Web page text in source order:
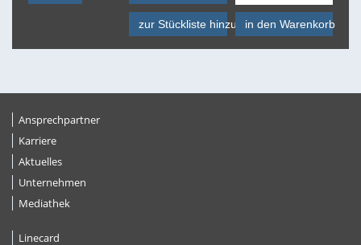
zur Stückliste hinzufügenin den Warenkorb
Ansprechpartner
Karriere
Aktuelles
Unternehmen
Mediathek
Linecard